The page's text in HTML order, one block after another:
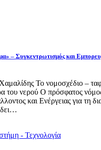
– Συγκεντρωτισμός και
Το νομοσχέδιο –
του νερού Ο πρόσφατος
και Ενέργειας για τη
- Τεχνολογία